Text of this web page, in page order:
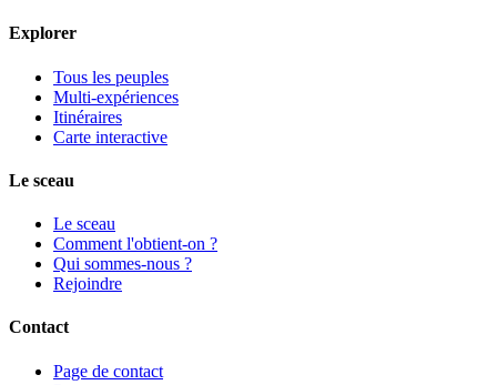
Explorer
Tous les peuples
Multi-expériences
Itinéraires
Carte interactive
Le sceau
Le sceau
Comment l'obtient-on ?
Qui sommes-nous ?
Rejoindre
Contact
Page de contact